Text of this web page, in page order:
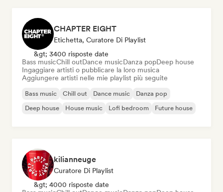
CHAPTER EIGHT
Etichetta, Curatore Di Playlist
&gt; 3400 risposte date
Bass musicChill outDance musicDanza popDeep house
Ingaggiare artisti o pubblicare la loro musica
Aggiungere artisti nelle mie playlist più seguite
Bass music Chill out Dance music
Danza pop
Deep house
House music Lofi bedroom Future house
kilianneuge
Curatore Di Playlist
&gt; 4000 risposte date